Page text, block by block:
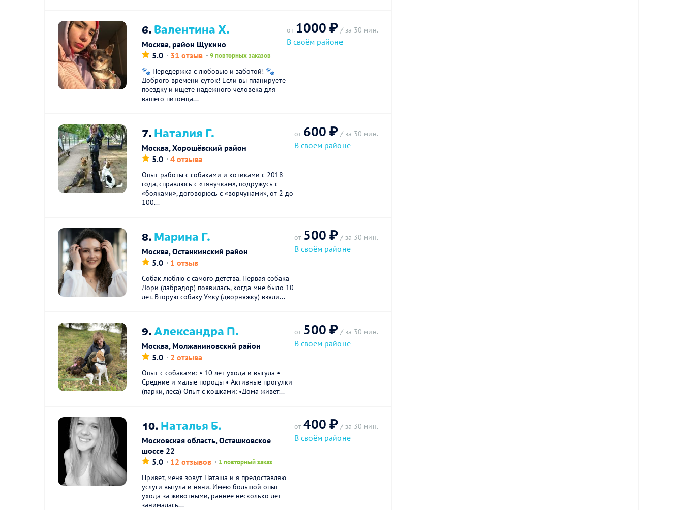
6.Валентина Х.
Москва, район Щукино
5.0
31 отзыв 9 повторных заказов
🐾 Передержка с любовью и заботой! 🐾
Доброго времени суток! Если вы планируете
поездку и ищете надежного человека для
вашего питомца...
от 1000 ₽ / за 30 мин.
В своём районе
7.Наталия Г.
Москва, Хорошёвский район
5.0
4 отзыва
Опыт работы с собаками и котиками с 2018
года, справлюсь с «тянучкам», подружусь с
«бояками», договорюсь с «ворчунами», от 2 до
100...
от 600 ₽ / за 30 мин.
В своём районе
8.Марина Г.
Москва, Останкинский район
5.0
1 отзыв
Собак люблю с самого детства. Первая собака
Дори (лабрадор) появилась, когда мне было 10
лет. Вторую собаку Умку (дворняжку) взяли...
от 500 ₽ / за 30 мин.
В своём районе
9.Александра П.
Москва, Молжаниновский район
5.0
2 отзыва
Опыт с собаками: • 10 лет ухода и выгула •
Средние и малые породы • Активные прогулки
(парки, леса) Опыт с кошками: •Дома живет...
от 500 ₽ / за 30 мин.
В своём районе
10.Наталья Б.
Московская область, Осташковское
шоссе 22
5.0
12 отзывов 1 повторный заказ
Привет, меня зовут Наташа и я предоставляю
услуги выгула и няни. Имею большой опыт
ухода за животными, раннее несколько лет
занималась...
от 400 ₽ / за 30 мин.
В своём районе